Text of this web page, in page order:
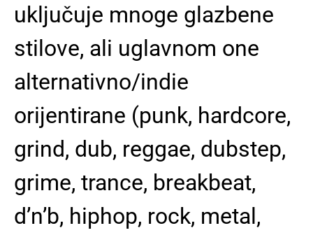
uključuje mnoge glazbene
stilove, ali uglavnom one
alternativno/indie
orijentirane (punk, hardcore,
grind, dub, reggae, dubstep,
grime, trance, breakbeat,
d’n’b, hiphop, rock, metal,